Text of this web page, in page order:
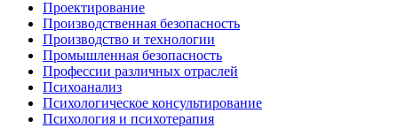
Проектирование
Производственная безопасность
Производство и технологии
Промышленная безопасность
Профессии различных отраслей
Психоанализ
Психологическое консультирование
Психология и психотерапия